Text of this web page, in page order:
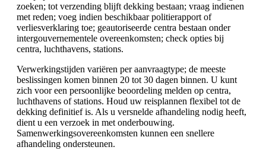
zoeken; tot verzending blijft dekking bestaan; vraag indienen
met reden; voeg indien beschikbaar politierapport of
verliesverklaring toe; geautoriseerde centra bestaan onder
intergouvernementele overeenkomsten; check opties bij
centra, luchthavens, stations.
Verwerkingstijden variëren per aanvraagtype; de meeste
beslissingen komen binnen 20 tot 30 dagen binnen. U kunt
zich voor een persoonlijke beoordeling melden op centra,
luchthavens of stations. Houd uw reisplannen flexibel tot de
dekking definitief is. Als u versnelde afhandeling nodig heeft,
dient u een verzoek in met onderbouwing.
Samenwerkingsovereenkomsten kunnen een snellere
afhandeling ondersteunen.